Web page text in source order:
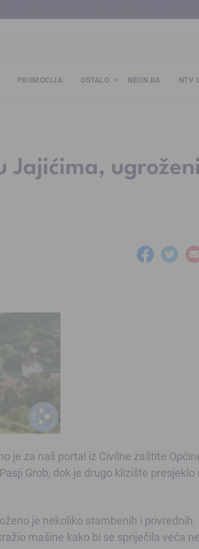
PROMOCIJA OSTALO NEON.BA NTV
Jajićima, ugroženi
je za naš portal iz Civilne zaštite
Grob, dok je drugo klizište presjeklo
je nekoliko stambenih i privrednih
mašine kako bi se spriječila veća